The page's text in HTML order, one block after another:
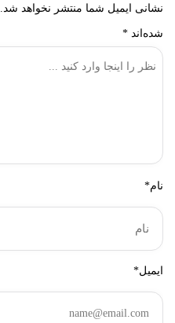
نشانی ایمیل شما منتشر نخواهد شد.
شده‌اند *
نام*
ایمیل*